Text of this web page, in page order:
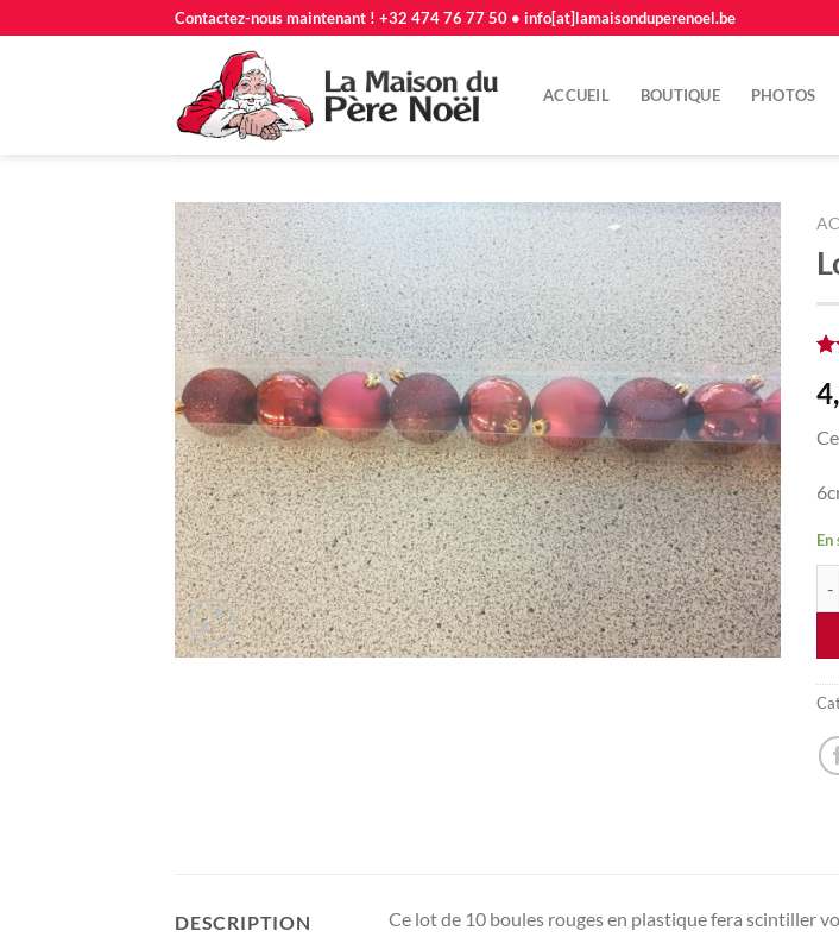
au
Contactez-nous maintenant ! +32 474 76 77 50 • info[at]lamaisonduperenoel.be
ACCUEIL BOUTIQUE PHOTOS
Ajouter
à la
liste
d'envie
En
DESCRIPTION Ce lot de 10 boules rouges en plastique fera scintiller